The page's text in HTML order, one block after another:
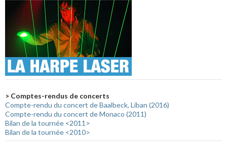
> Comptes-rendus de concerts
Compte-rendu du concert de Baalbeck, Liban (2016)
Compte-rendu du concert de Monaco (2011)
Bilan de la tournée <2011>
Bilan de la tournée <2010>